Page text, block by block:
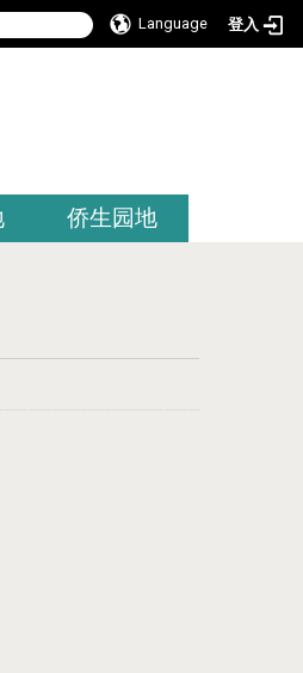
Language 登入
侨生园地